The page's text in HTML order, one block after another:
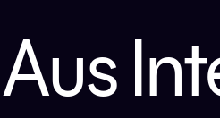
Aus